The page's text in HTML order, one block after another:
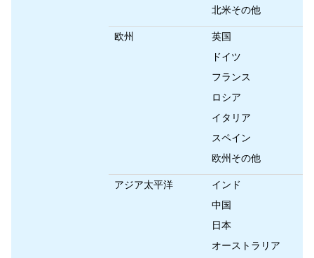
北米その他
欧州
英国
ドイツ
フランス
ロシア
イタリア
スペイン
欧州その他
アジア太平洋
インド
中国
日本
オーストラリア